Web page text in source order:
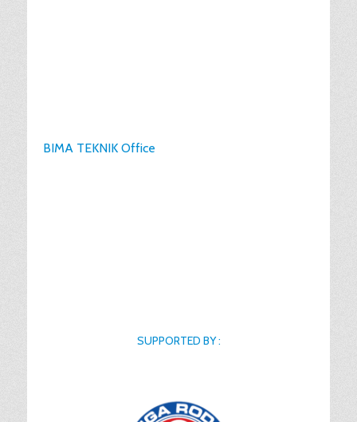
BIMA TEKNIK Office
SUPPORTED BY :